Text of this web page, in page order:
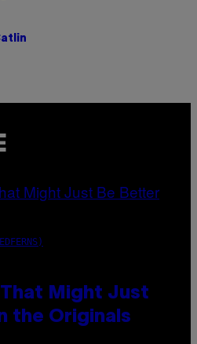
Might Just
the Originals